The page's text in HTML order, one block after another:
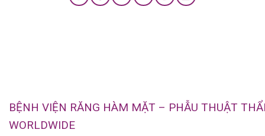
BỆNH VIỆN RĂNG HÀM MẶT – PHẪU THUẬT
WORLDWIDE